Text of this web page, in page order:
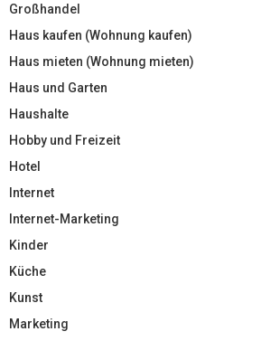
Großhandel
Haus kaufen (Wohnung kaufen)
Haus mieten (Wohnung mieten)
Haus und Garten
Haushalte
Hobby und Freizeit
Hotel
Internet
Internet-Marketing
Kinder
Küche
Kunst
Marketing